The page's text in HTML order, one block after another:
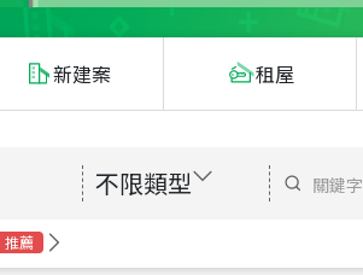
新建案 租屋
不限類型
推薦